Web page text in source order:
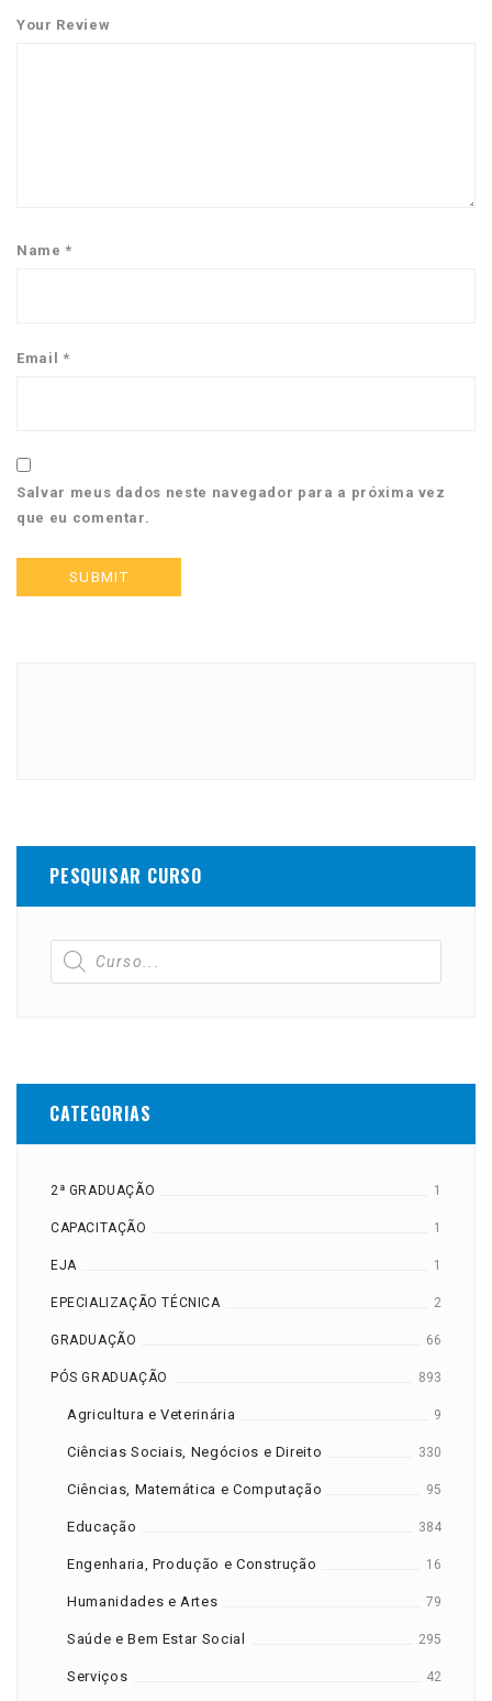
Your Review
Name*
Email *
Salvar meus dados neste navegador para a próxima vez
que eu comentar.
PESQUISAR CURSO
CATEGORIAS
2ª GRADUAÇÃO 1
CAPACITAÇÃO 1
EJA 1
EPECIALIZAÇÃO TÉCNICA 2
GRADUAÇÃO 66
PÓS GRADUAÇÃO 893
Agricultura e Veterinária 9
Ciências Sociais, Negócios e Direito 330
Ciências, Matemática e Computação 95
Educação 384
Engenharia, Produção e Construção 16
Humanidades e Artes 79
Saúde e Bem Estar Social 295
Serviços 42